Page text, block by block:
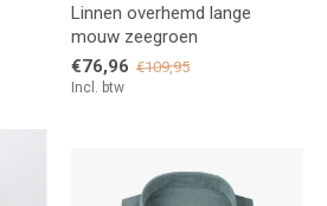
Linnen overhemd lange
mouw zeegroen
€76,96 €109,95
Incl. btw